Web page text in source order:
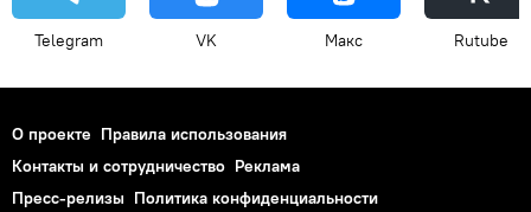
Telegram VK Макс Rutube
О проекте Правила использования
Контакты и сотрудничество Реклама
Пресс-релизы Политика конфиденциальности